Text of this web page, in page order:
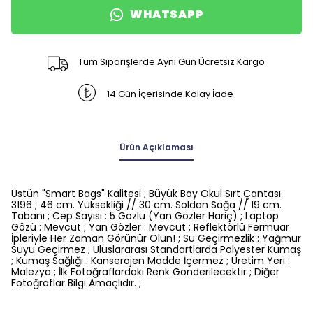
WHATSAPP
Tüm Siparişlerde Aynı Gün Ücretsiz Kargo
14 Gün İçerisinde Kolay İade
Ürün Açıklaması
Üstün "Smart Bags" Kalitesi ; Büyük Boy Okul Sırt Çantası
3196 ; 46 cm. Yüksekliği // 30 cm. Soldan Sağa // 19 cm.
Tabanı ; Cep Sayısı : 5 Gözlü (Yan Gözler Hariç) ; Laptop
Gözü : Mevcut ; Yan Gözler : Mevcut ; Reflektörlü Fermuar
İpleriyle Her Zaman Görünür Olun! ; Su Geçirmezlik : Yağmur
Suyu Geçirmez ; Uluslararası Standartlarda Polyester Kumaş
; Kumaş Sağlığı : Kanserojen Madde İçermez ; Üretim Yeri :
Malezya ; İlk Fotoğraflardaki Renk Gönderilecektir ; Diğer
Fotoğraflar Bilgi Amaçlıdır. ;